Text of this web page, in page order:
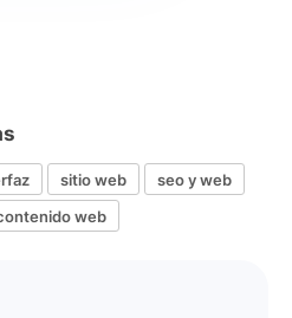
sitio web
seo y web
web